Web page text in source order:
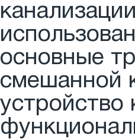
основные
смешанной
устройство